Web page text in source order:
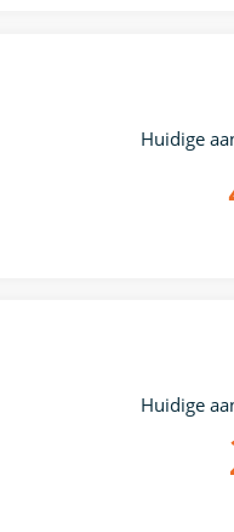
Huidige
Huidige